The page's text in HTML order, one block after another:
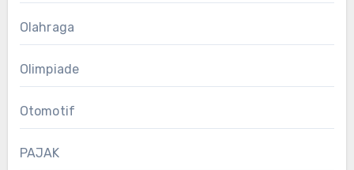
Olahraga
Olimpiade
Otomotif
PAJAK